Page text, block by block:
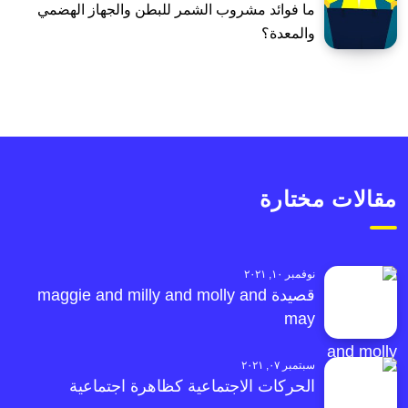
ما فوائد مشروب الشمر للبطن والجهاز الهضمي
والمعدة؟
مقالات مختارة
نوفمبر ١٠, ٢٠٢١
قصيدة maggie and milly and molly and
may
سبتمبر ٠٧, ٢٠٢١
الحركات الاجتماعية كظاهرة اجتماعية